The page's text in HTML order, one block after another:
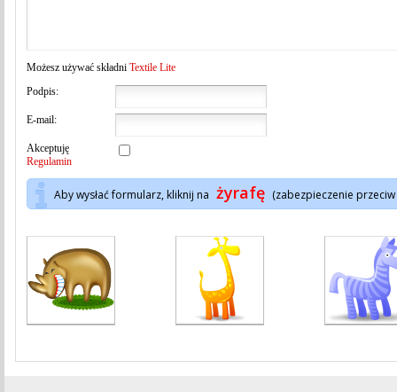
Możesz używać składni Textile Lite
Podpis:
E-mail:
Akceptuję
Regulamin
Aby wysłać formularz, kliknij na żyrafę (zabezpieczenie